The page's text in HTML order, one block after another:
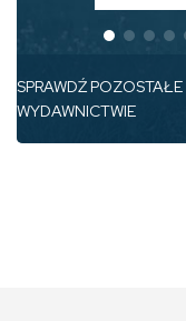
SPRAWDŹ POZOSTAŁE
WYDAWNICTWIE